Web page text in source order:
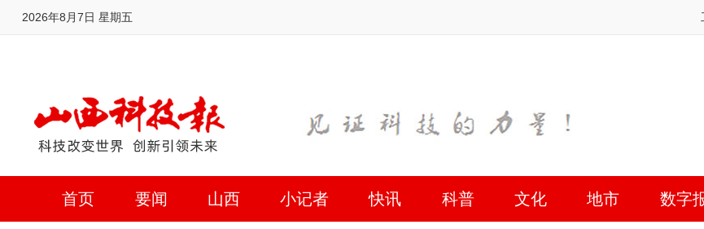
2026年8月7日 星期五
首页 要闻 山西 小记者 快讯 科普 文化 地市 数字